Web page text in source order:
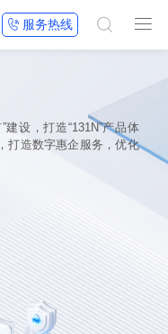

 服务热线 
建设，打造“131N”产品体
打造数字惠企服务，优化